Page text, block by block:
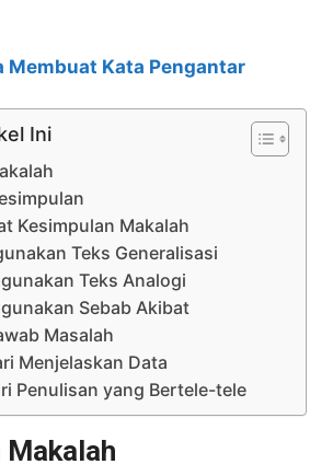
Membuat Kata Pengantar
Ini
Kesimpulan Makalah
Teks Generalisasi
Teks Analogi
Sebab Akibat
Masalah
Menjelaskan Data
Penulisan yang Bertele-tele